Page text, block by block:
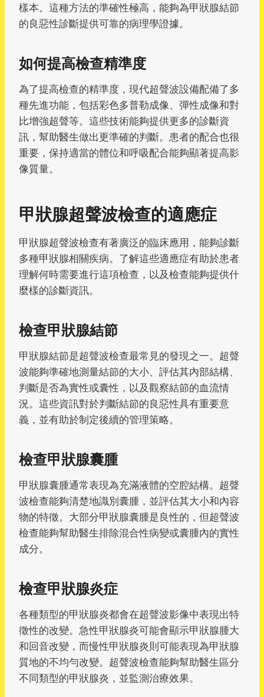
樣本。這種方法的準確性極高，能夠為甲狀腺結節
的良惡性診斷提供可靠的病理學證據。
如何提高檢查精準度
為了提高檢查的精準度，現代超聲波設備配備了多
種先進功能，包括彩色多普勒成像、彈性成像和對
比增強超聲等。這些技術能夠提供更多的診斷資
訊，幫助醫生做出更準確的判斷。患者的配合也很
重要，保持適當的體位和呼吸配合能夠顯著提高影
像質量。
甲狀腺超聲波檢查的適應症
甲狀腺超聲波檢查有著廣泛的臨床應用，能夠診斷
多種甲狀腺相關疾病。了解這些適應症有助於患者
理解何時需要進行這項檢查，以及檢查能夠提供什
麼樣的診斷資訊。
檢查甲狀腺結節
甲狀腺結節是超聲波檢查最常見的發現之一。超聲
波能夠準確地測量結節的大小、評估其內部結構、
判斷是否為實性或囊性，以及觀察結節的血流情
況。這些資訊對於判斷結節的良惡性具有重要意
義，並有助於制定後續的管理策略。
檢查甲狀腺囊腫
甲狀腺囊腫通常表現為充滿液體的空腔結構。超聲
波檢查能夠清楚地識別囊腫，並評估其大小和內容
物的特徵。大部分甲狀腺囊腫是良性的，但超聲波
檢查能夠幫助醫生排除混合性病變或囊腫內的實性
成分。
檢查甲狀腺炎症
各種類型的甲狀腺炎都會在超聲波影像中表現出特
徵性的改變。急性甲狀腺炎可能會顯示甲狀腺腫大
和回音改變，而慢性甲狀腺炎則可能表現為甲狀腺
質地的不均勻改變。超聲波檢查能夠幫助醫生區分
不同類型的甲狀腺炎，並監測治療效果。